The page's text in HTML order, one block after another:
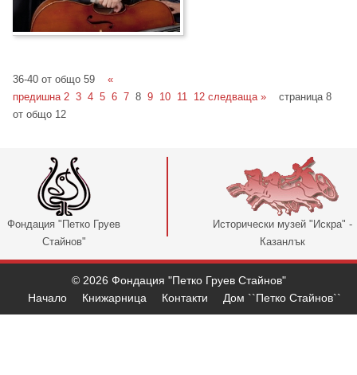
36-40 от общо 59 «
предишна 2 3 4 5 6 7 8 9 10 11 12 следваща » страница 8
от общо 12
Фондация "Петко Груев
Стайнов"
Исторически музей "Искра" -
Казанлък
© 2026 Фондация "Петко Груев Стайнов"
Начало
Книжарница Контакти Дом ``Петко Стайнов``